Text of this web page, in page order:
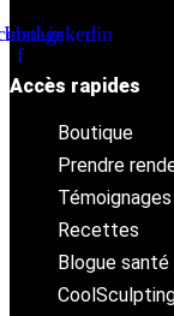
f
Instagram
Linkedin
Accès rapides
Boutique
Prendre
Recettes
Blogue santé